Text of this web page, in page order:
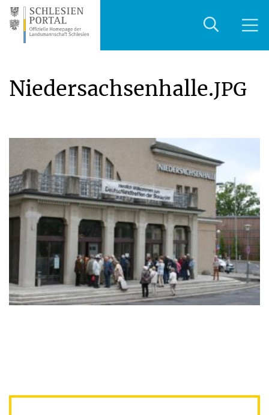
Niedersachsenhalle.JPG